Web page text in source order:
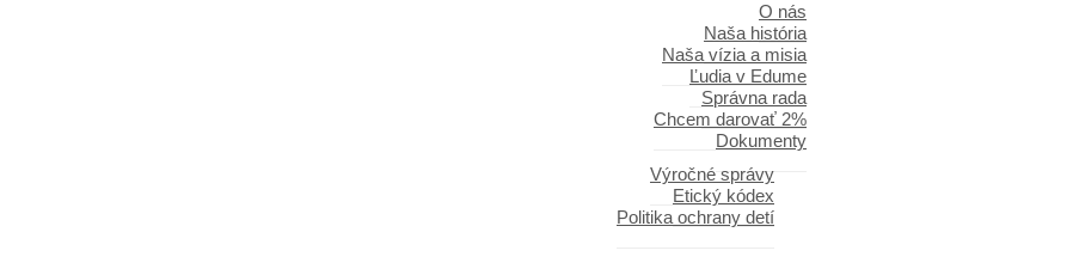
O nás
Naša história
Naša vízia a misia
Ľudia v Edume
Správna rada
Chcem darovať 2%
Dokumenty
Výročné správy
Etický kódex
Politika ochrany detí